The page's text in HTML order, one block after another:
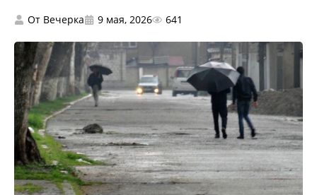
От Вечерка 9 мая, 2026 641